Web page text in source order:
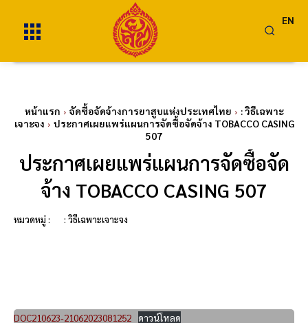
EN
หน้าแรก จัดซื้อจัดจ้างการยาสูบแห่งประเทศไทย
: วิธีเฉพาะ
เจาะจง
ประกาศเผยแพร่แผนการจัดซื้อจัดจ้าง TOBACCO CASING
507
ประกาศเผยแพร่แผนการจัดซื้อจัด
จ้าง TOBACCO CASING 507
หมวดหมู่ : : วิธีเฉพาะเจาะจง
DOC210623-21062023081252 ดาวน์โหลด